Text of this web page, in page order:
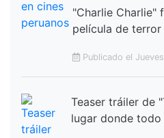
"Charlie Charlie"
película de
Publicado el
Teaser tráiler de
lugar donde todo